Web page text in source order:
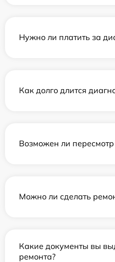
Нужно ли платить за
Как долго длится
Возможен ли пересмотр
Можно ли сделать
Какие документы вы
ремонта?